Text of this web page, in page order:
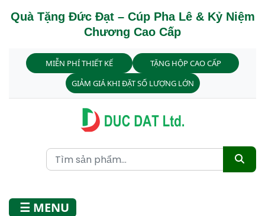
Quà Tặng Đức Đạt – Cúp Pha Lê & Kỷ Niệm
Chương Cao Cấp
MIỄN PHÍ THIẾT KẾ
TẶNG HỘP CAO CẤP
GIẢM GIÁ KHI ĐẶT SỐ LƯỢNG LỚN
☰ MENU